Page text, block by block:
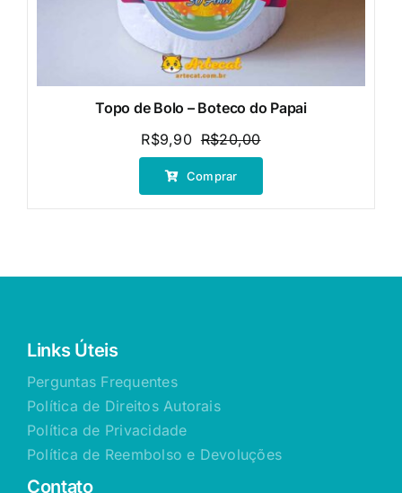
Topo de Bolo – Boteco do Papai
R$20,00O
preço
era:
R$9,90
O
preço
é:
Comprar
Links Úteis
Perguntas Frequentes
Política de Direitos Autorais
Política de Privacidade
Política de Reembolso e Devoluções
Contato